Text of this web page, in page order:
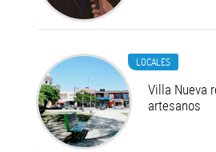
LOCALES
Villa Nueva
artesanos